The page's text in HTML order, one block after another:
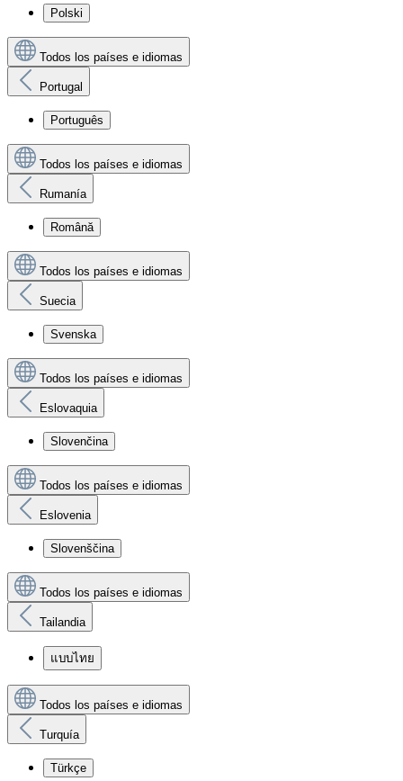
Polski
Todos los países e idiomas
Portugal
Português
Todos los países e idiomas
Rumanía
Română
Todos los países e idiomas
Suecia
Svenska
Todos los países e idiomas
Eslovaquia
Slovenčina
Todos los países e idiomas
Eslovenia
Slovenščina
Todos los países e idiomas
Tailandia
แบบไทย
Todos los países e idiomas
Turquía
Türkçe